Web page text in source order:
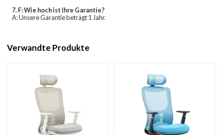
7. F: Wie hoch ist Ihre Garantie?
A: Unsere Garantie beträgt 1 Jahr.
Verwandte Produkte